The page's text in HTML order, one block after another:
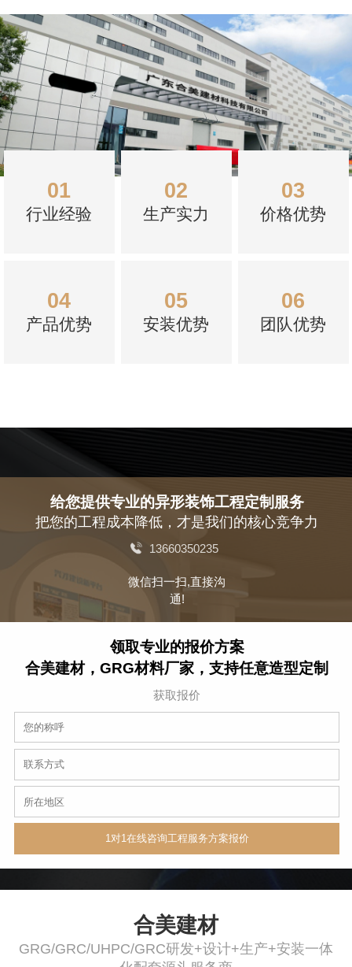
新县西客运站UHPC墙
01
行业经验
02
生产实力
03
价格优势
04
产品优势
05
安装优势
06
团队优势
给您提供专业的异形装饰工程定制服务
把您的工程成本降低，才是我们的核心竞争力
13660350235
微信扫一扫,直接沟
通!
领取专业的报价方案
合美建材，GRG材料厂家，支持任意造型定制
获取报价
合美建材
GRG/GRC/UHPC/GRC研发+设计+生产+安装一体